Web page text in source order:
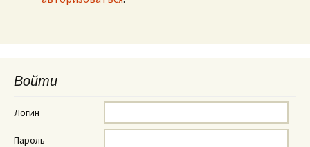
Войти
Логин
Пароль